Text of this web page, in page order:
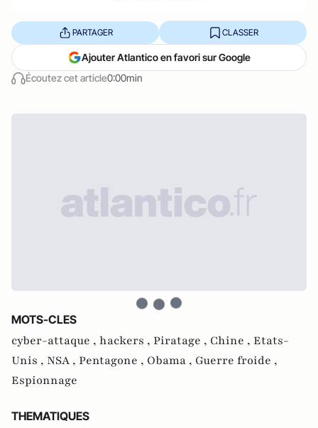
Écoutez cet article0:00min
PARTAGER CLASSER
Ajouter Atlantico en favori sur Google
MOTS-CLES
cyber-attaque , hackers , Piratage , Chine , Etats-
Unis , NSA , Pentagone , Obama , Guerre froide ,
Espionnage
THEMATIQUES